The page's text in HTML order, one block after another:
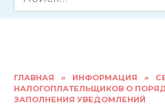
for:
ГЛАВНАЯ » ИНФОРМАЦИЯ »
НАЛОГОПЛАТЕЛЬЩИКОВ О
ЗАПОЛНЕНИЯ УВЕДОМЛЕНИЙ